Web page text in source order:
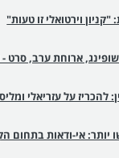
וירטואלי זו טעות"
ארוחת ערב, סרט -
להכריז על עזריאלי
יותר: אי-ודאות בתחום